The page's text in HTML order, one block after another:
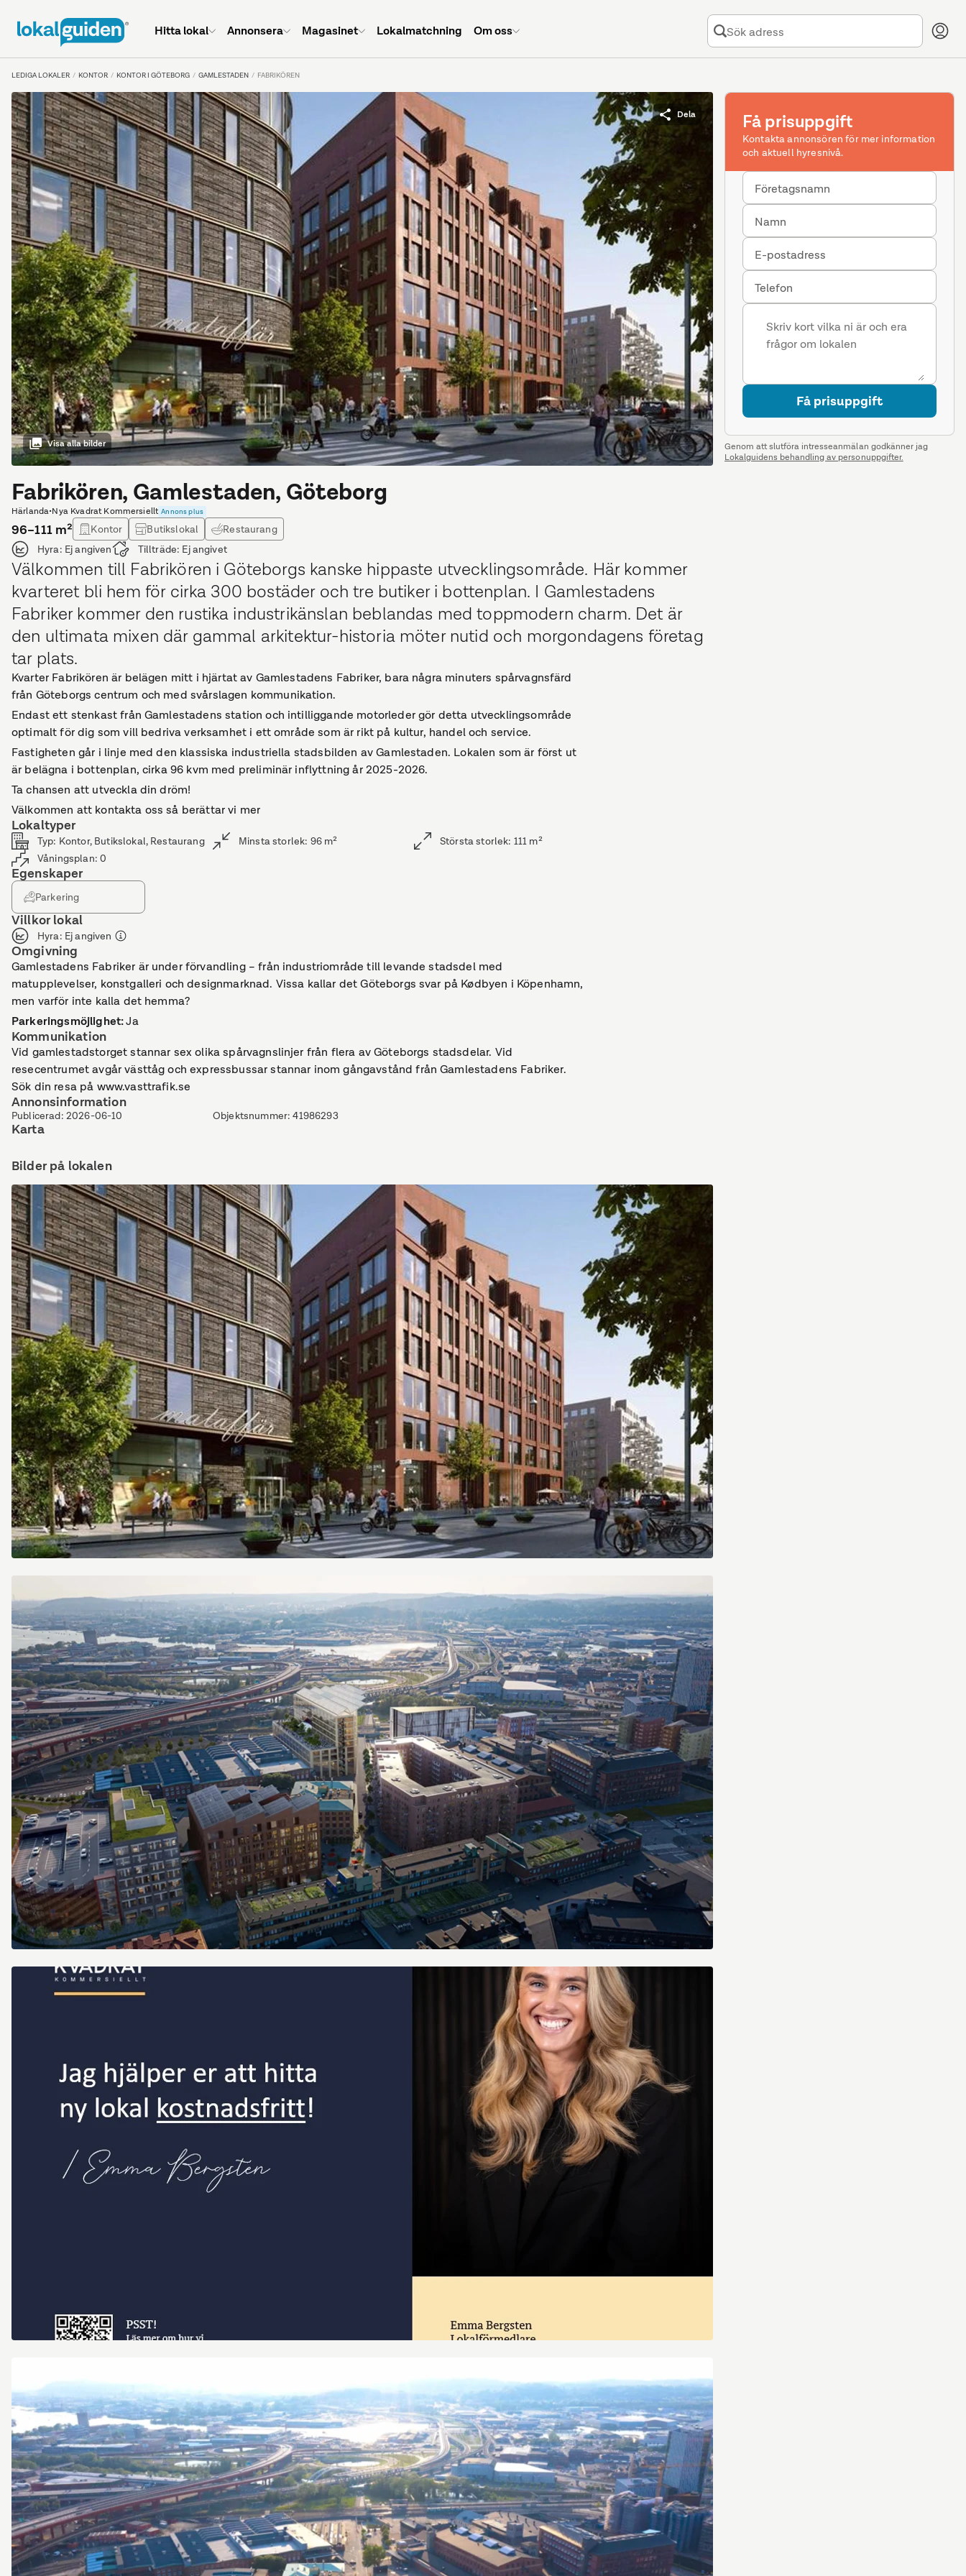
Hitta lokal Annonsera Magasinet Lokalmatchning Om oss
LEDIGA LOKALER KONTOR KONTOR I GÖTEBORG GAMLESTADEN FABRIKÖREN
Visa alla bilder
Dela
Fabrikören, Gamlestaden, Göteborg
Härlanda•Nya Kvadrat Kommersiellt Annons plus
96–111m² Kontor Butikslokal
Restaurang
Hyra: Ej angiven Tillträde: Ej angivet
Välkommen till Fabrikören i Göteborgs kanske hippaste utvecklingsområde. Här kommer
kvarteret bli hem för cirka 300 bostäder och tre butiker i bottenplan. I Gamlestadens
Fabriker kommer den rustika industrikänslan beblandas med toppmodern charm. Det är
den ultimata mixen där gammal arkitektur-historia möter nutid och morgondagens företag
tar plats.
Kvarter Fabrikören är belägen mitt i hjärtat av Gamlestadens Fabriker, bara några minuters spårvagnsfärd
från Göteborgs centrum och med svårslagen kommunikation.
Endast ett stenkast från Gamlestadens station och intilliggande motorleder gör detta utvecklingsområde
optimalt för dig som vill bedriva verksamhet i ett område som är rikt på kultur, handel och service.
Fastigheten går i linje med den klassiska industriella stadsbilden av Gamlestaden. Lokalen som är först ut
är belägna i bottenplan, cirka 96 kvm med preliminär inflyttning år 2025-2026.
Ta chansen att utveckla din dröm!
Välkommen att kontakta oss så berättar vi mer
Lokaltyper
Typ: Kontor, Butikslokal, Restaurang Minsta storlek: 96m² Största storlek: 111 m²
Våningsplan:0
Egenskaper
Parkering
Villkor lokal
Hyra: Ej angiven
Omgivning
Gamlestadens Fabriker är under förvandling – från industriområde till levande stadsdel med
matupplevelser, konstgalleri och designmarknad. Vissa kallar det Göteborgs svar på Kødbyen i Köpenhamn,
men varför inte kalla det hemma?
Parkeringsmöjlighet:Ja
Kommunikation
Vid gamlestadstorget stannar sex olika spårvagnslinjer från flera av Göteborgs stadsdelar. Vid
resecentrumet avgår västtåg och expressbussar stannar inom gångavstånd från Gamlestadens Fabriker.
Sök din resa på www.vasttrafik.se
Annonsinformation
Publicerad: 2026-06-10 Objektsnummer:41986293
Karta
Bilder på lokalen
Gamlestadens
Få prisuppgift
Kontakta annonsören för mer information
och aktuell hyresnivå.
Företagsnamn
Namn
E-postadress
Telefon
Få prisuppgift
Genom att slutföra intresseanmälan godkänner jag
Lokalguidens behandling av personuppgifter.